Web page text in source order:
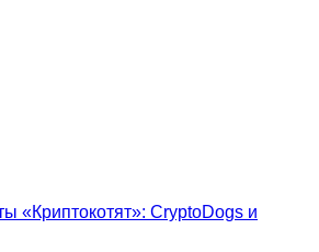
«Криптокотят»: CryptoDogs и